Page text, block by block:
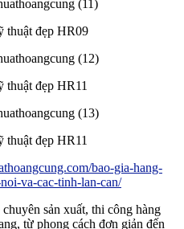
thuật đẹp HR09
thuật đẹp HR11
thuật đẹp HR11
bao-gia-hang-
va-cac-tinh-lan-can/
chuyên sản xuất, thi công hàng
từ phong cách đơn giản đến